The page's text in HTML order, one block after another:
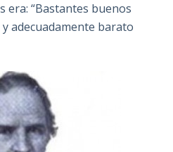
era: “Bastantes buenos
adecuadamente barato